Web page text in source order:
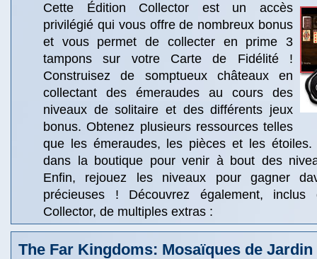
Cette Édition Collector est un accès
privilégié qui vous offre de nombreux bonus
et vous permet de collecter en prime 3
tampons sur votre Carte de Fidélité !
Construisez de somptueux châteaux en
collectant des émeraudes au cours des
niveaux de solitaire et des différents jeux
bonus. Obtenez plusieurs ressources telles
que les émeraudes, les pièces et les étoiles.
dans la boutique pour venir à bout des
Enfin, rejouez les niveaux pour gagner
précieuses ! Découvrez également, inclus
Collector, de multiples extras :
The Far Kingdoms: Mosaïques de Jardin